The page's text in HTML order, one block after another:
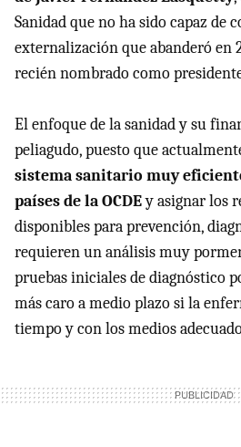
Sanidad que no ha sido capaz de
externalización que abanderó en
recién nombrado como
El enfoque de la sanidad y su
peliagudo, puesto que
sistema sanitario muy
países de la OCDEy asignar los
disponibles para prevención,
requieren un análisis muy
pruebas iniciales de diagnóstico
más caro a medio plazo si la
tiempo y con los medios